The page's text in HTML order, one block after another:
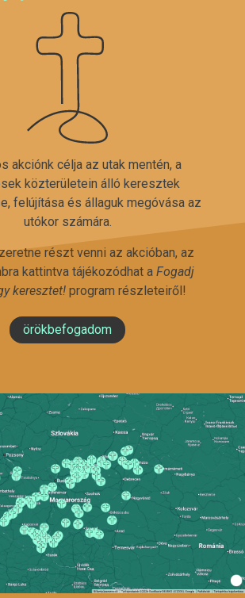
akciónk célja az utak mentén, a
közterületein álló keresztek
felújítása és állaguk megóvása az
utókor számára.
részt venni az akcióban, az
kattintva tájékozódhat a Fogadj
keresztet!program részleteiről!
örökbefogadom